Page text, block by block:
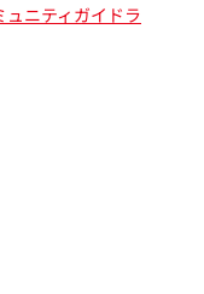
ュニティガイドラ